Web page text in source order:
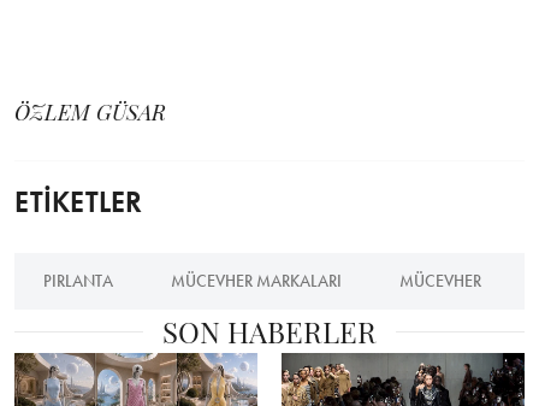
ÖZLEM GÜSAR
ETİKETLER
PIRLANTA MÜCEVHER MARKALARI MÜCEVHER
SON HABERLER